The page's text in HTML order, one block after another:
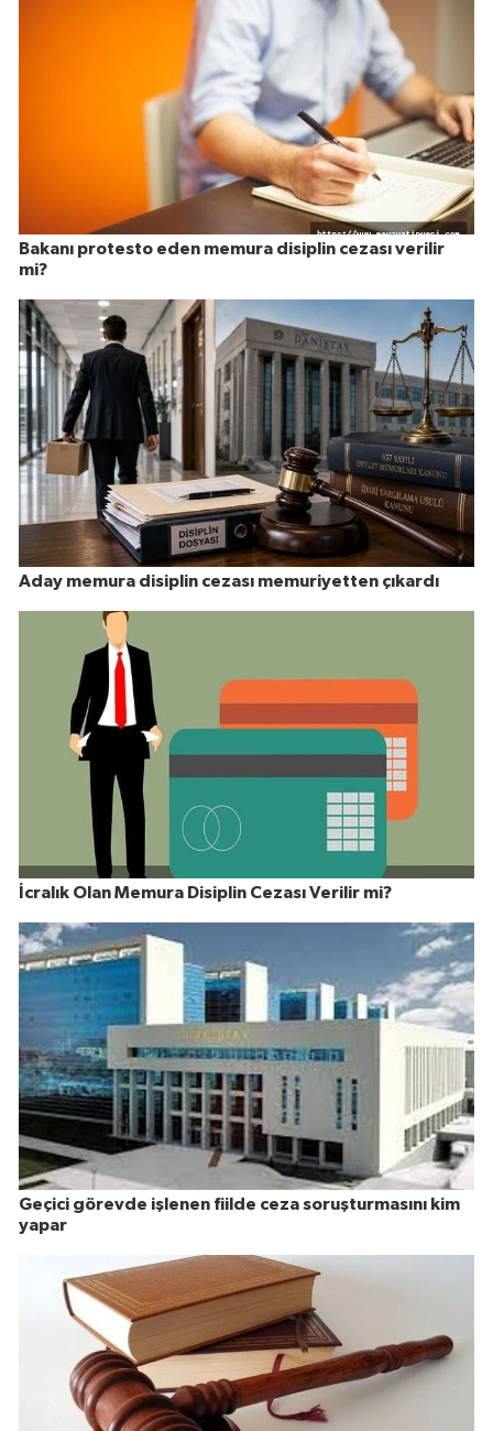
Bakanı protesto eden memura disiplin cezası verilir
mi?
Aday memura disiplin cezası memuriyetten çıkardı
İcralık Olan Memura Disiplin Cezası Verilir mi?
Geçici görevde işlenen fiilde ceza soruşturmasını kim
yapar